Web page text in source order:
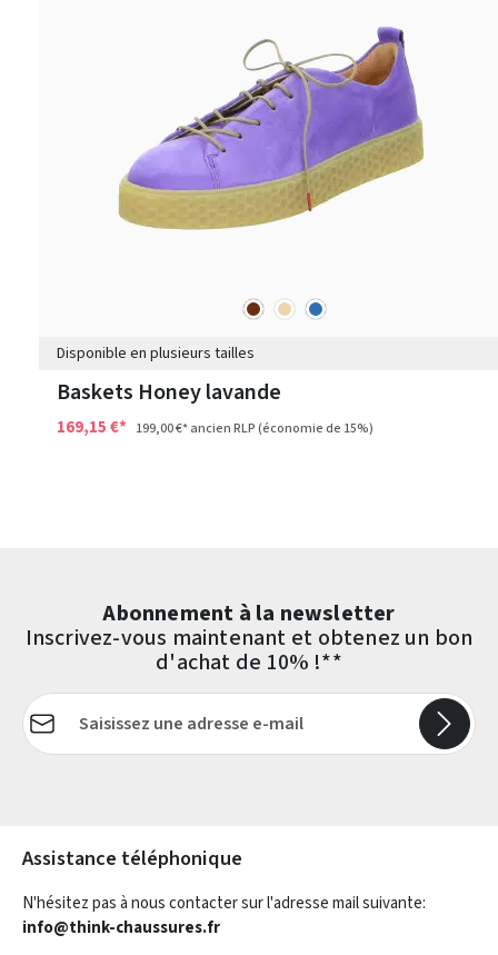
marronbeigebleu
Disponible en plusieurs tailles
Baskets Honey lavande
169,15 €* 199,00 €*ancien RLP(économie de 15%)
Abonnement à la newsletter
Inscrivez-vous maintenant et obtenez un bon
d'achat de 10% !**
Adresse e-mail*
Assistance téléphonique
N'hésitez pas à nous contacter sur l'adresse mail suivante:
info@think-chaussures.fr